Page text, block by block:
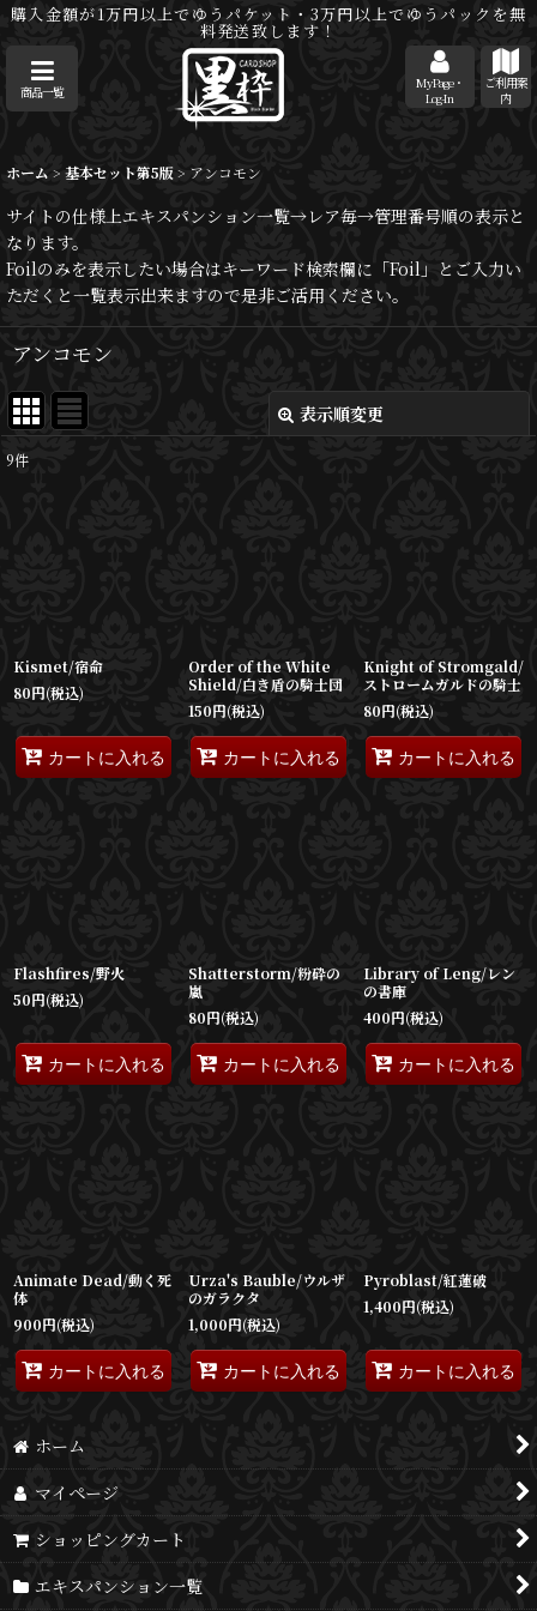
購入金額が1万円以上でゆうパケット・3万円以上でゆうパックを無
料発送致します！
商品一覧
MyPage・
Log-In
ご利用案
内
ホーム > 基本セット第5版> アンコモン
サイトの仕様上エキスパンション一覧→レア毎→管理番号順の表示と
なります。
Foilのみを表示したい場合はキーワード検索欄に「Foil」とご入力い
ただくと一覧表示出来ますので是非ご活用ください。
アンコモン
表示順変更
9件
Kismet/宿命
80円(税込)
カートに入れる
Order of the White
Shield/白き盾の騎士団
150円(税込)
カートに入れる
Knight of Stromgald/
ストロームガルドの騎士
80円(税込)
カートに入れる
Flashfires/野火
50円(税込)
カートに入れる
Shatterstorm/粉砕の
嵐
80円(税込)
カートに入れる
Library of Leng/レン
の書庫
400円(税込)
カートに入れる
Animate Dead/動く死
体
900円(税込)
カートに入れる
Urza's Bauble/ウルザ
のガラクタ
1,000円(税込)
カートに入れる
Pyroblast/紅蓮破
1,400円(税込)
カートに入れる
ホーム
マイページ
ショッピングカート
エキスパンション一覧